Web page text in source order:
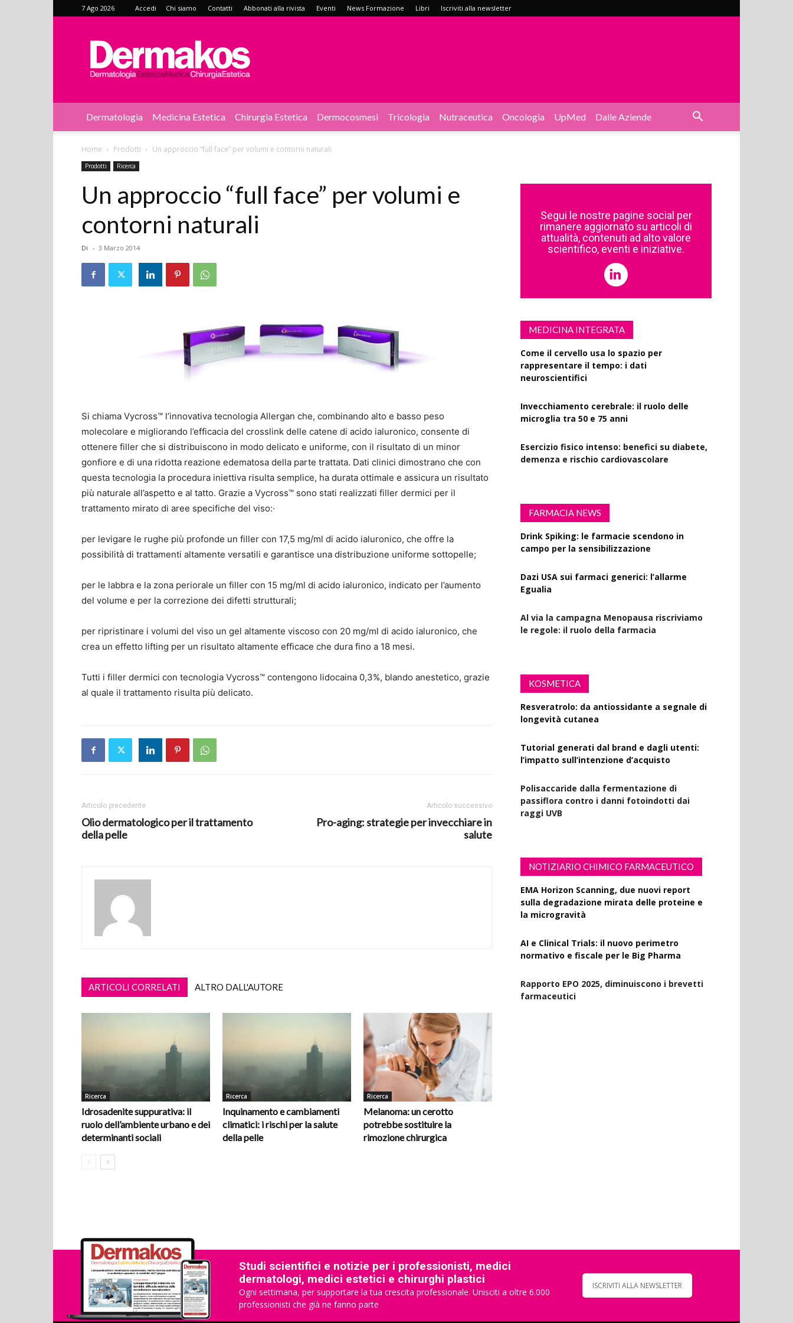
7 Ago 2026 Accedi Chi siamo Contatti Abbonati alla rivista Eventi News Formazione Libri Iscriviti alla newsletter
Dermakos
Dermatologia Medicina Estetica Chirurgia Estetica Dermocosmesi Tricologia Nutraceutica Oncologia UpMed Dalle Aziende
Home Prodotti Un approccio “full face” per volumi e contorni naturali
Prodotti Ricerca
Un approccio “full face” per volumi e
contorni naturali
Di - 3 Marzo 2014
Si chiama Vycross™ l’innovativa tecnologia Allergan che, combinando alto e basso peso
molecolare e migliorando l’efficacia del crosslink delle catene di acido ialuronico, consente di
ottenere filler che si distribuiscono in modo delicato e uniforme, con il risultato di un minor
gonfiore e di una ridotta reazione edematosa della parte trattata. Dati clinici dimostrano che con
questa tecnologia la procedura iniettiva risulta semplice, ha durata ottimale e assicura un risultato
più naturale all’aspetto e al tatto. Grazie a Vycross™ sono stati realizzati filler dermici per il
trattamento mirato di aree specifiche del viso:·
per levigare le rughe più profonde un filler con 17,5 mg/ml di acido ialuronico, che offre la
possibilità di trattamenti altamente versatili e garantisce una distribuzione uniforme sottopelle;
per le labbra e la zona periorale un filler con 15 mg/ml di acido ialuronico, indicato per l’aumento
del volume e per la correzione dei difetti strutturali;
per ripristinare i volumi del viso un gel altamente viscoso con 20 mg/ml di acido ialuronico, che
crea un effetto lifting per un risultato altamente efficace che dura fino a 18 mesi.
Tutti i filler dermici con tecnologia Vycross™ contengono lidocaina 0,3%, blando anestetico, grazie
al quale il trattamento risulta più delicato.
Articolo precedente
Olio dermatologico per il trattamento
della pelle
Articolo successivo
Pro-aging: strategie per invecchiare in
salute
ARTICOLI CORRELATI ALTRO DALL'AUTORE
Ricerca
Idrosadenite suppurativa: il
ruolo dell’ambiente urbano e dei
determinanti sociali
Ricerca
Inquinamento e cambiamenti
climatici: i rischi per la salute
della pelle
Ricerca
Melanoma: un cerotto
potrebbe sostituire la
rimozione chirurgica
Segui le nostre pagine social per
rimanere aggiornato su articoli di
attualità, contenuti ad alto valore
scientifico, eventi e iniziative.
MEDICINA INTEGRATA
Come il cervello usa lo spazio per
rappresentare il tempo: i dati
neuroscientifici
Invecchiamento cerebrale: il ruolo delle
microglia tra 50 e 75 anni
Esercizio fisico intenso: benefici su diabete,
demenza e rischio cardiovascolare
FARMACIA NEWS
Drink Spiking: le farmacie scendono in
campo per la sensibilizzazione
Dazi USA sui farmaci generici: l’allarme
Egualia
Al via la campagna Menopausa riscriviamo
le regole: il ruolo della farmacia
KOSMETICA
Resveratrolo: da antiossidante a segnale di
longevità cutanea
Tutorial generati dal brand e dagli utenti:
l’impatto sull’intenzione d’acquisto
Polisaccaride dalla fermentazione di
passiflora contro i danni fotoindotti dai
raggi UVB
NOTIZIARIO CHIMICO FARMACEUTICO
EMA Horizon Scanning, due nuovi report
sulla degradazione mirata delle proteine e
la microgravità
AI e Clinical Trials: il nuovo perimetro
normativo e fiscale per le Big Pharma
Rapporto EPO 2025, diminuiscono i brevetti
farmaceutici
Studi scientifici e notizie per i professionisti, medici
dermatologi, medici estetici e chirurghi plastici
Ogni settimana, per supportare la tua crescita professionale. Unisciti a oltre 6.000
professionisti che già ne fanno parte
ISCRIVITI ALLA NEWSLETTER